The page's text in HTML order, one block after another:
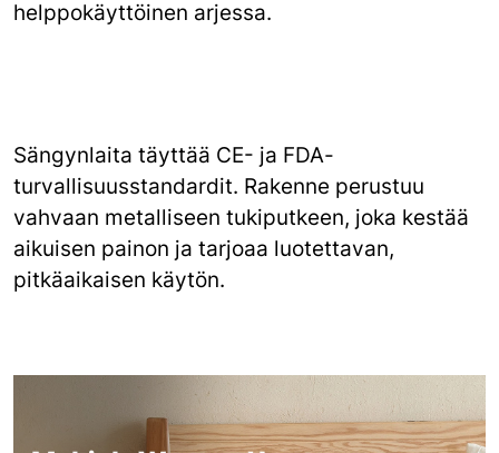
helppokäyttöinen arjessa.
Sängynlaita täyttää CE- ja FDA-
turvallisuusstandardit. Rakenne perustuu
vahvaan metalliseen tukiputkeen, joka kestää
aikuisen painon ja tarjoaa luotettavan,
pitkäaikaisen käytön.